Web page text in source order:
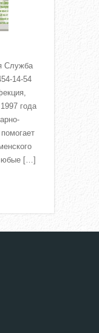
Служба
14-54
года
[…]